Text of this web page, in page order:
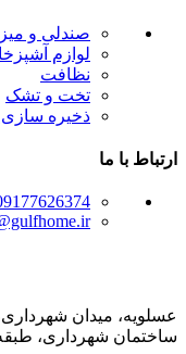
صندلی و میز
لوازم
نظافت
تخت و تشک
ذخیره
ارتباط با ما
عسلویه، میدان
ساختمان شهرداری،